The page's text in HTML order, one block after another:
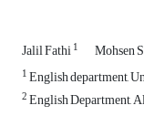
Jalil Fathi1 Mohsen
1English department,
2English Department,